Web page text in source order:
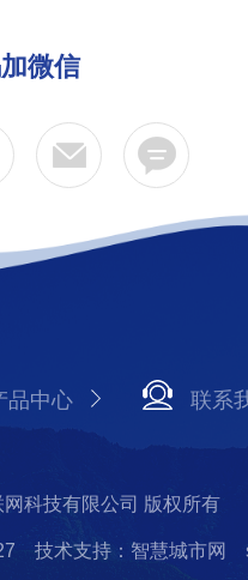
微信
品中心 联系
科技有限公司 版权所有
技术支持：智慧城市网